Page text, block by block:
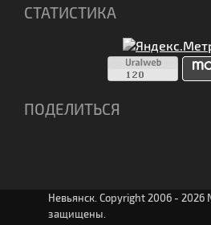
СТАТИСТИКА
ПОДЕЛИТЬСЯ
Невьянск. Copyright 2006 - 2026
защищены.